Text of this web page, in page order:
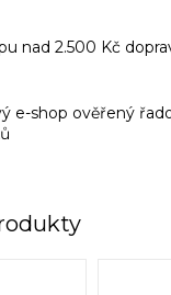
nad 2.500 Kč
e-shop ověřený